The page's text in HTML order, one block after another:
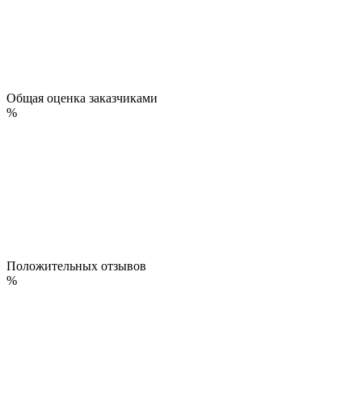
Общая оценка заказчиками
%
Положительных отзывов
%